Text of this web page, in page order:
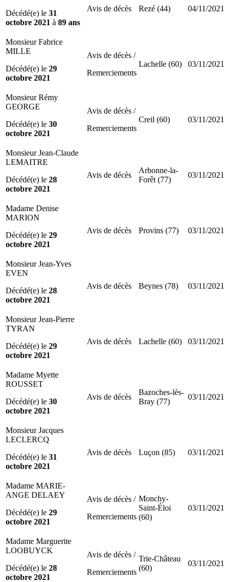
Décédé(e) le 31
octobre 2021 à 89 ans
Avis de décès Rezé (44) 04/11/2021
Monsieur Fabrice
MILLE
Décédé(e) le 29
octobre 2021
Avis de décès /
Remerciements
Lachelle (60) 03/11/2021
Monsieur Rémy
GEORGE
Décédé(e) le 30
octobre 2021
Avis de décès /
Remerciements
Creil (60) 03/11/2021
Monsieur Jean-Claude
LEMAITRE
Décédé(e) le 28
octobre 2021
Avis de décès
Arbonne-la-
Forêt (77)
03/11/2021
Madame Denise
MARION
Décédé(e) le 29
octobre 2021
Avis de décès Provins (77) 03/11/2021
Monsieur Jean-Yves
EVEN
Décédé(e) le 28
octobre 2021
Avis de décès Beynes (78) 03/11/2021
Monsieur Jean-Pierre
TYRAN
Décédé(e) le 29
octobre 2021
Avis de décès Lachelle (60) 03/11/2021
Madame Myette
ROUSSET
Décédé(e) le 30
octobre 2021
Avis de décès
Bazoches-lès-
Bray (77)
03/11/2021
Monsieur Jacques
LECLERCQ
Décédé(e) le 31
octobre 2021
Avis de décès Luçon (85) 03/11/2021
Madame MARIE-
ANGE DELAEY
Décédé(e) le 29
octobre 2021
Avis de décès /
Remerciements
Monchy-
Saint-Éloi
(60)
03/11/2021
Madame Marguerite
LOOBUYCK
Décédé(e) le 28
octobre 2021
Avis de décès /
Remerciements
Trie-Château
(60)
03/11/2021